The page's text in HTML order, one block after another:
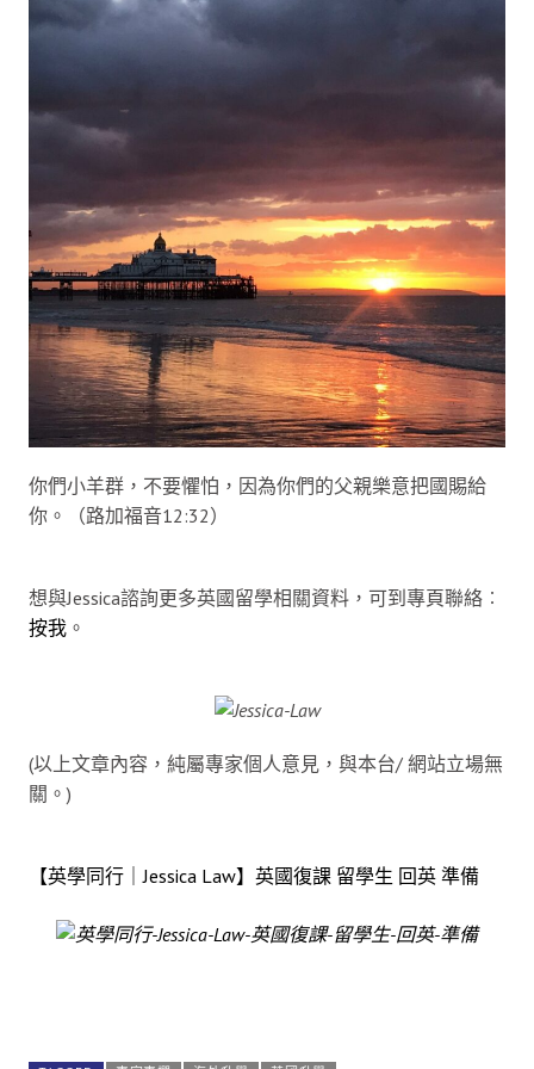
你們小羊群，不要懼怕，因為你們的父親樂意把國賜給
你。（路加福音12:32）
想與Jessica諮詢更多英國留學相關資料，可到專頁聯絡︰
按我 。
(以上文章內容，純屬專家個人意見，與本台/ 網站立場無
關。)
【英學同行｜Jessica Law】英國復課 留學生 回英 準備